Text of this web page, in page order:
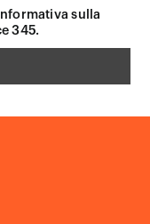
sulla
345.